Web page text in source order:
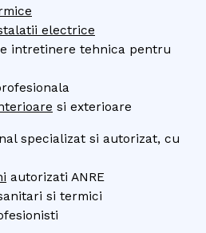
electrice
intretinere tehnica pentru
si exterioare
specializat si autorizat, cu
autorizati ANRE
si termici